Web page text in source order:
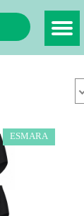
ESMARA